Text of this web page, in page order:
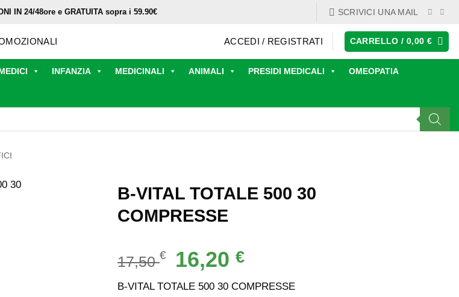
IN 24/48ore e GRATUITA sopra i 59.90€ SCRIVICI UNA MAIL
ACCEDI / REGISTRATI CARRELLO /0,00€
INFANZIA MEDICINALI ANIMALI PRESIDI MEDICALI OMEOPATIA
B-VITAL TOTALE 500 30
COMPRESSE
17,50€
Il
prezzo
originale
16,20 €Il
attuale
B-VITAL TOTALE 500 30 COMPRESSE